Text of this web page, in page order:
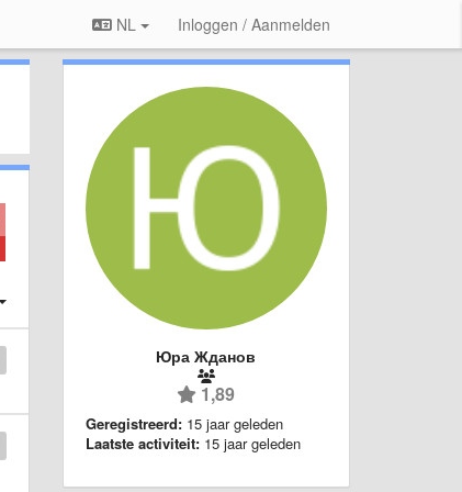
NL Inloggen / Aanmelden
Юра Жданов
1,89
Geregistreerd: 15 jaar geleden
Laatste activiteit: 15 jaar geleden